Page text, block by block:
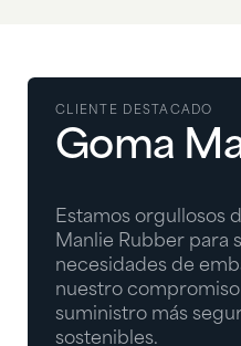
CLIENTE DESTACADO
Goma
Estamos orgullosos
Manlie Rubber para
necesidades de
nuestro
suministro más
sostenibles.